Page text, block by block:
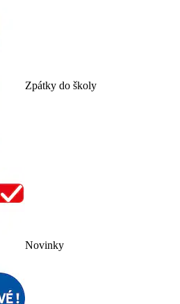
Zpátky do školy
Novinky